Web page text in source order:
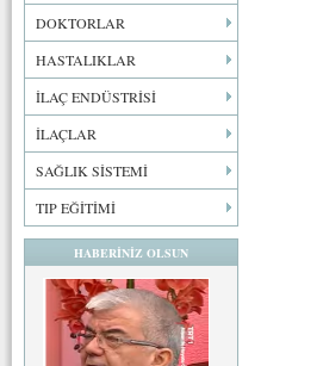
DOKTORLAR
HASTALIKLAR
İLAÇ ENDÜSTRİSİ
İLAÇLAR
SAĞLIK SİSTEMİ
TIP EĞİTİMİ
HABERİNİZ OLSUN